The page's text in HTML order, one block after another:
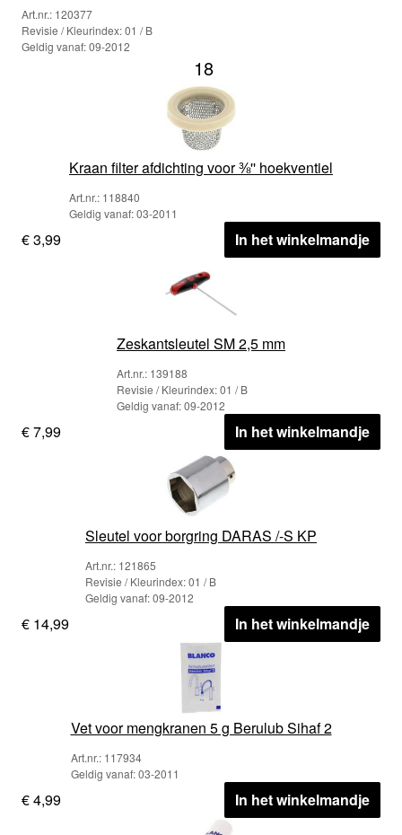
Art.nr.: 120377
Revisie / Kleurindex: 01 / B
Geldig vanaf: 09-2012
18
Kraan filter afdichting voor ⅜'' hoekventiel
Art.nr.: 118840
Geldig vanaf: 03-2011
€ 3,99 In het winkelmandje
Zeskantsleutel SM 2,5 mm
Art.nr.: 139188
Revisie / Kleurindex: 01 / B
Geldig vanaf: 09-2012
€ 7,99 In het winkelmandje
Sleutel voor borgring DARAS /-S KP
Art.nr.: 121865
Revisie / Kleurindex: 01 / B
Geldig vanaf: 09-2012
€ 14,99 In het winkelmandje
Vet voor mengkranen 5 g Berulub Sihaf 2
Art.nr.: 117934
Geldig vanaf: 03-2011
€ 4,99 In het winkelmandje